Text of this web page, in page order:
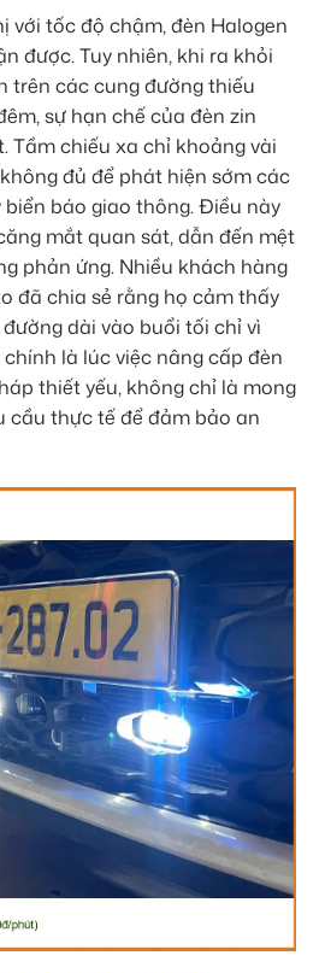
với tốc độ chậm, đèn Halogen
được. Tuy nhiên, khi ra khỏi
trên các cung đường thiếu
sự hạn chế của đèn zin
Tầm chiếu xa chỉ khoảng vài
đủ để phát hiện sớm các
báo giao thông. Điều này
mắt quan sát, dẫn đến mệt
phản ứng. Nhiều khách hàng
đã chia sẻ rằng họ cảm thấy
dài vào buổi tối chỉ vì
là lúc việc nâng cấp đèn
thiết yếu, không chỉ là mong
cầu thực tế để đảm bảo an